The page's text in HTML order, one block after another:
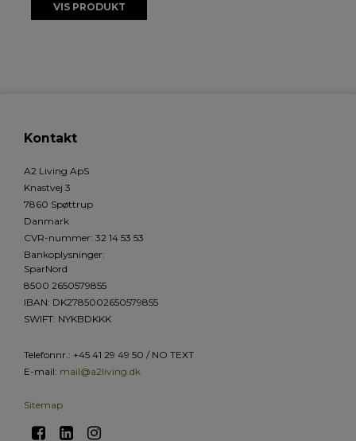
VIS PRODUKT
Kontakt
A2 Living ApS
Knastvej 3
7860 Spøttrup
Danmark
CVR-nummer: 32 14 53 53
Bankoplysninger:
SparNord
8500 2650579855
IBAN: DK2785002650579855
SWIFT: NYKBDKKK
Telefonnr.: +45 41 29 49 50 / NO TEXT
E-mail: mail@a2living.dk
Sitemap